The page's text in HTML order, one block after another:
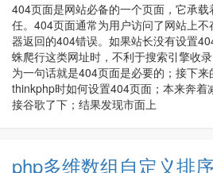
404页面是网站必备的一个页面，它承
任。404页面通常为用户访问了网站上
器返回的404错误。如果站长没有设置
蛛爬行这类网址时，不利于搜索引擎收
为一句话就是404页面是必要的；接下
thinkphp时如何设置404页面；本来奔着
接谷歌了下；结果发现市面上
php多维数组自定义排